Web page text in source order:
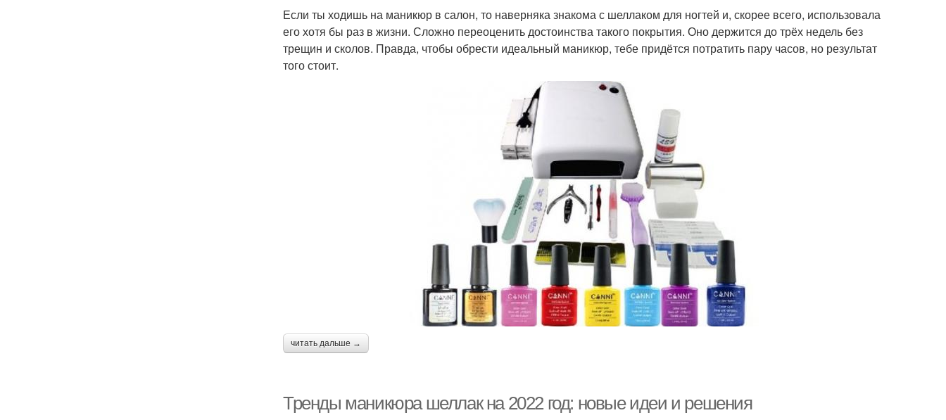
Если ты ходишь на маникюр в салон, то наверняка знакома с шеллаком для ногтей и, скорее всего, использовала
его хотя бы раз в жизни. Сложно переоценить достоинства такого покрытия. Оно держится до трёх недель без
трещин и сколов. Правда, чтобы обрести идеальный маникюр, тебе придётся потратить пару часов, но результат
того стоит.
читать дальше →
Тренды маникюра шеллак на 2022 год: новые идеи и решения